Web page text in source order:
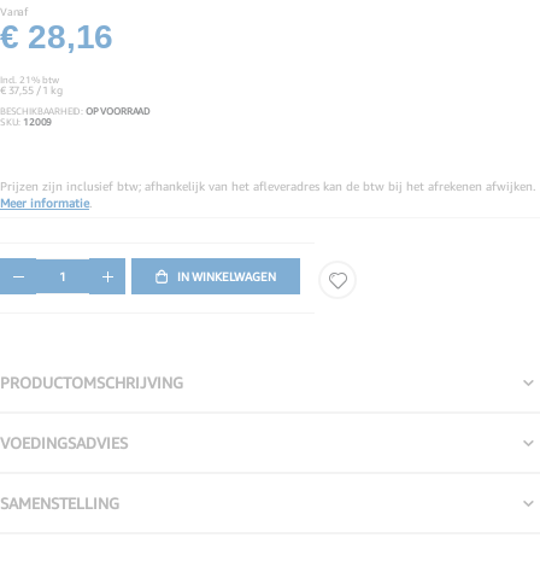
Vanaf
€ 28,16
Incl. 21% btw
€ 37,55/ 1 kg
BESCHIKBAARHEID: OP VOORRAAD
SKU 12009
Prijzen zijn inclusief btw; afhankelijk van het afleveradres kan de btw bij het afrekenen afwijken.
Meer informatie.
IN WINKELWAGEN
PRODUCTOMSCHRIJVING
VOEDINGSADVIES
SAMENSTELLING